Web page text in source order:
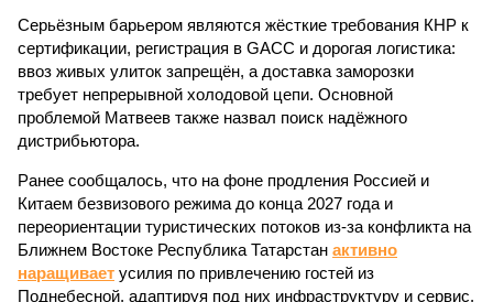
Серьёзным барьером являются жёсткие требования КНР к
сертификации, регистрация в GACC и дорогая логистика:
ввоз живых улиток запрещён, а доставка заморозки
требует непрерывной холодовой цепи. Основной
проблемой Матвеев также назвал поиск надёжного
дистрибьютора.
Ранее сообщалось, что на фоне продления Россией и
Китаем безвизового режима до конца 2027 года и
переориентации туристических потоков из-за конфликта на
Ближнем Востоке Республика Татарстан активно
наращивает усилия по привлечению гостей из
Поднебесной, адаптируя под них инфраструктуру и сервис.